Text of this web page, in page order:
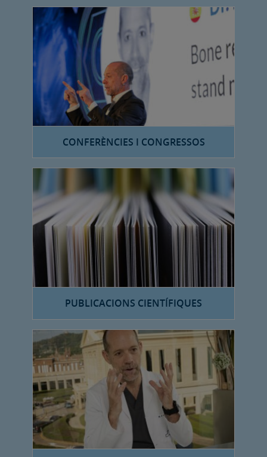
CONFERÈNCIES I CONGRESSOS
PUBLICACIONS CIENTÍFIQUES